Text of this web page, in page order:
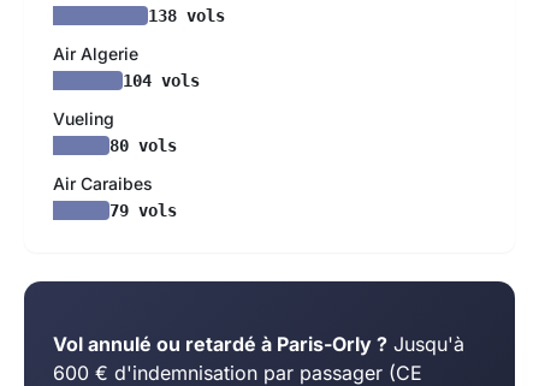
138 vols
Air Algerie
104 vols
Vueling
80 vols
Air Caraibes
79 vols
Vol annulé ou retardé à Paris-Orly ? Jusqu'à
600 € d'indemnisation par passager (CE